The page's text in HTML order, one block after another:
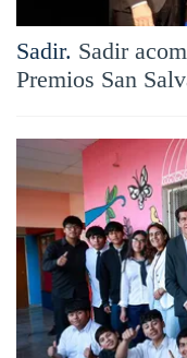
Sadir. Sadir
Premios San